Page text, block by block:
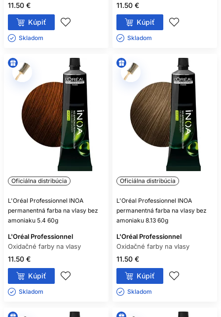
11.50 €
Kúpiť
Skladom ㅤ
11.50 €
Kúpiť
Skladom ㅤ
Oficiálna distribúcia
L'Oréal Professionnel INOA
permanentná farba na vlasy bez
amoniaku 5.4 60g
L'Oréal Professionnel
Oxidačné farby na vlasy
11.50 €
Kúpiť
Skladom ㅤ
Oficiálna distribúcia
L'Oréal Professionnel INOA
permanentná farba na vlasy bez
amoniaku 8.13 60g
L'Oréal Professionnel
Oxidačné farby na vlasy
11.50 €
Kúpiť
Skladom ㅤ